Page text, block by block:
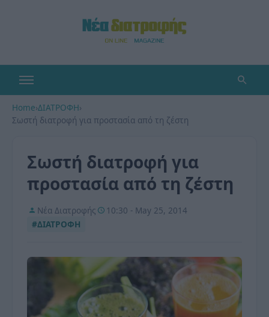
Home›ΔΙΑΤΡΟΦΗ›
Σωστή διατροφή για προστασία από τη ζέστη
Σωστή διατροφή για
προστασία από τη ζέστη
Νέα Διατροφής
10:30 - May 25, 2014
#ΔΙΑΤΡΟΦΗ